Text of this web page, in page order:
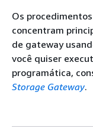
Os
concentram
de gateway
você quiser
programática,
Storage Gateway.